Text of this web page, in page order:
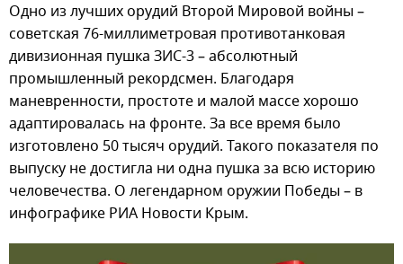
Одно из лучших орудий Второй Мировой войны –
советская 76-миллиметровая противотанковая
дивизионная пушка ЗИС-3 – абсолютный
промышленный рекордсмен. Благодаря
маневренности, простоте и малой массе хорошо
адаптировалась на фронте. За все время было
изготовлено 50 тысяч орудий. Такого показателя по
выпуску не достигла ни одна пушка за всю историю
человечества. О легендарном оружии Победы – в
инфографике РИА Новости Крым.